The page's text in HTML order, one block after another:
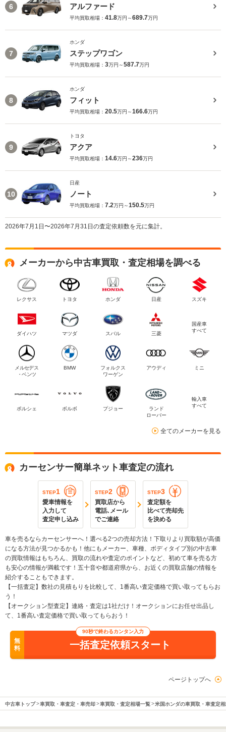
6 アルファード
平均買取相場： 41.8万円～689.7万円
7
ホンダ
ステップワゴン
平均買取相場： 3万円～587.7万円
8
ホンダ
フィット
平均買取相場： 20.5万円～166.6万円
9
トヨタ
アクア
平均買取相場： 14.6万円～236万円
10
日産
ノート
平均買取相場： 7.2万円～150.5万円
2026年7月1日〜2026年7月31日の査定依頼数を元に集計。
メーカーから中古車買取・査定相場を調べる
レクサス トヨタ ホンダ 日産 スズキ
ダイハツ マツダ スバル 三菱
国産車
すべて
メルセデス
・ベンツ
BMW
フォルクス
ワーゲン
アウディ ミニ
ポルシェ ボルボ プジョー
ランド
ローバー
輸入車
すべて
全てのメーカーを見る
カーセンサー簡単ネット車査定の流れ
STEP1
愛車情報を
入力して
査定申し込み
STEP2
買取店から
電話､メール
でご連絡
STEP3
査定額を
比べて売却先
を決める
車を売るならカーセンサーへ！選べる2つの売却方法！下取りより買取額が高価
になる方法が見つかるかも！他にもメーカー、車種、ボディタイプ別の中古車
の買取情報はもちろん、買取の流れや査定のポイントなど、初めて車を売る方
も安心の情報が満載です！五十音や都道府県から、お近くの買取店舗の情報を
紹介することもできます。
【一括査定】数社の見積もりを比較して、1番高い査定価格で買い取ってもらお
う！
【オークション型査定】連絡・査定は1社だけ！オークションにお任せ出品し
て、1番高い査定価格で買い取ってもらおう！
無
料
90秒で終わるカンタン入力
一括査定依頼スタート
ページトップへ
中古車トップ 車買取・車査定・車売却 車買取・査定相場一覧 米国ホンダの車買取・車査定